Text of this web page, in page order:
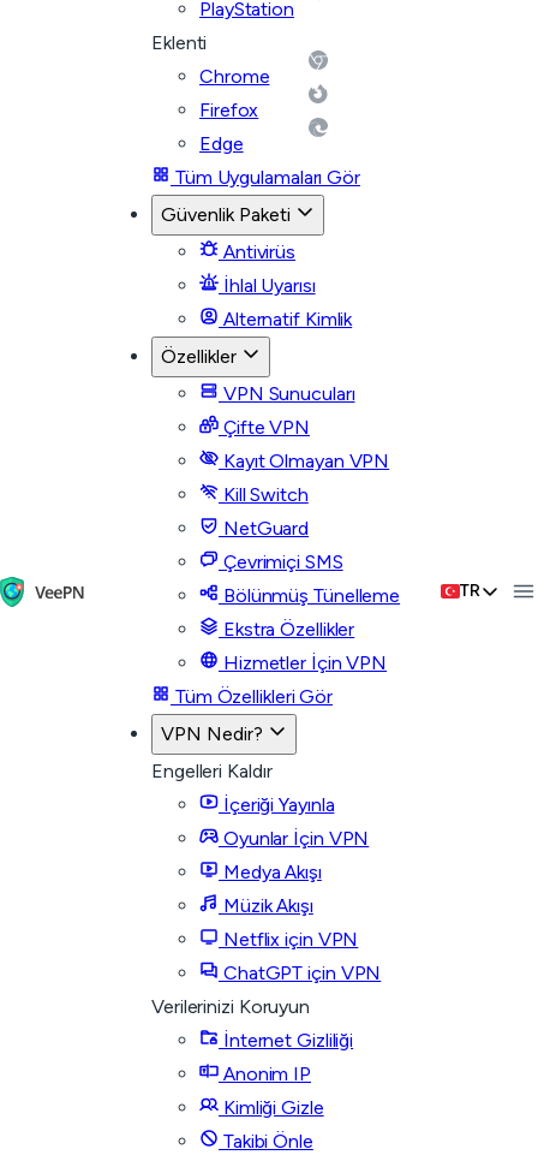
PlayStation
Eklenti
Chrome
Firefox
Edge
Tüm Uygulamaları Gör
Güvenlik Paketi
Antivirüs
İhlal Uyarısı
Alternatif Kimlik
Özellikler
VPN Sunucuları
Çifte VPN
Kayıt Olmayan VPN
Kill Switch
NetGuard
Çevrimiçi SMS
Bölünmüş Tünelleme
Ekstra Özellikler
Hizmetler İçin VPN
Tüm Özellikleri Gör
VPN Nedir?
Engelleri Kaldır
İçeriği Yayınla
Oyunlar İçin VPN
Medya Akışı
Müzik Akışı
Netflix için VPN
ChatGPT için VPN
Verilerinizi Koruyun
İnternet Gizliliği
Anonim IP
Kimliği Gizle
Takibi Önle
TR